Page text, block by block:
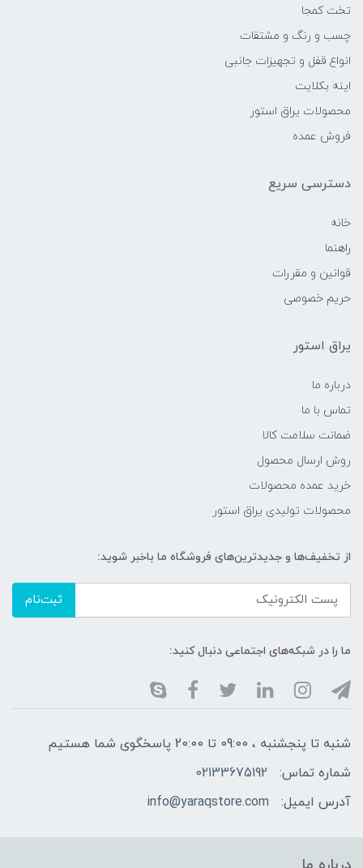
تخت کمجا
چسب و رنگ و مشتقات
انواع قفل و تجهیزات جانبی
اینه بکلایت
محصولات یراق استور
فروش عمده
دسترسی سریع
خانه
راهنما
قوانین و مقررات
حریم خصوصی
یراق استور
درباره ما
تماس با ما
ضمانت سلامت کالا
روش ارسال محصول
خرید عمده محصولات
محصولات تولیدی یراق استور
از تخفیف‌ها و جدیدترین‌های فروشگاه ما باخبر شوید:
ثبت‌نام
ما را در شبکه‌های اجتماعی دنبال کنید:
شنبه تا پنجشنبه ، 09:00 تا 20:00 پاسخگوی شما هستیم
شماره تماس:
02133675192
آدرس ایمیل:
info@yaraqstore.com